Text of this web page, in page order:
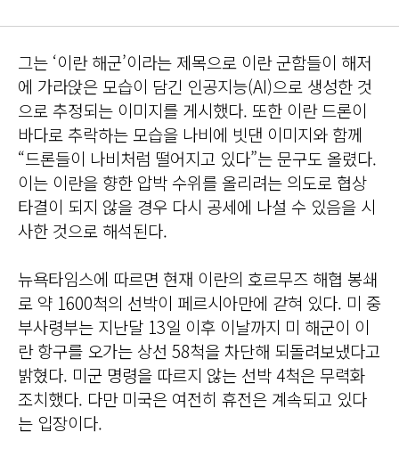
그는 ‘이란 해군’이라는 제목으로 이란 군함들이 해저
에 가라앉은 모습이 담긴 인공지능(AI)으로 생성한 것
으로 추정되는 이미지를 게시했다. 또한 이란 드론이
바다로 추락하는 모습을 나비에 빗댄 이미지와 함께
“드론들이 나비처럼 떨어지고 있다”는 문구도 올렸다.
이는 이란을 향한 압박 수위를 올리려는 의도로 협상
타결이 되지 않을 경우 다시 공세에 나설 수 있음을 시
사한 것으로 해석된다.
뉴욕타임스에 따르면 현재 이란의 호르무즈 해협 봉쇄
로 약 1600척의 선박이 페르시아만에 갇혀 있다. 미 중
부사령부는 지난달 13일 이후 이날까지 미 해군이 이
란 항구를 오가는 상선 58척을 차단해 되돌려보냈다고
밝혔다. 미군 명령을 따르지 않는 선박 4척은 무력화
조치했다. 다만 미국은 여전히 휴전은 계속되고 있다
는 입장이다.